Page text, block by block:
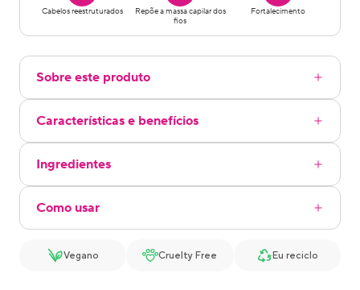
Cabelos reestruturados
Repõe a massa capilar dos
fios
Fortalecimento
Sobre este produto
Características e benefícios
Ingredientes
Como usar
Vegano Cruelty Free Eu reciclo